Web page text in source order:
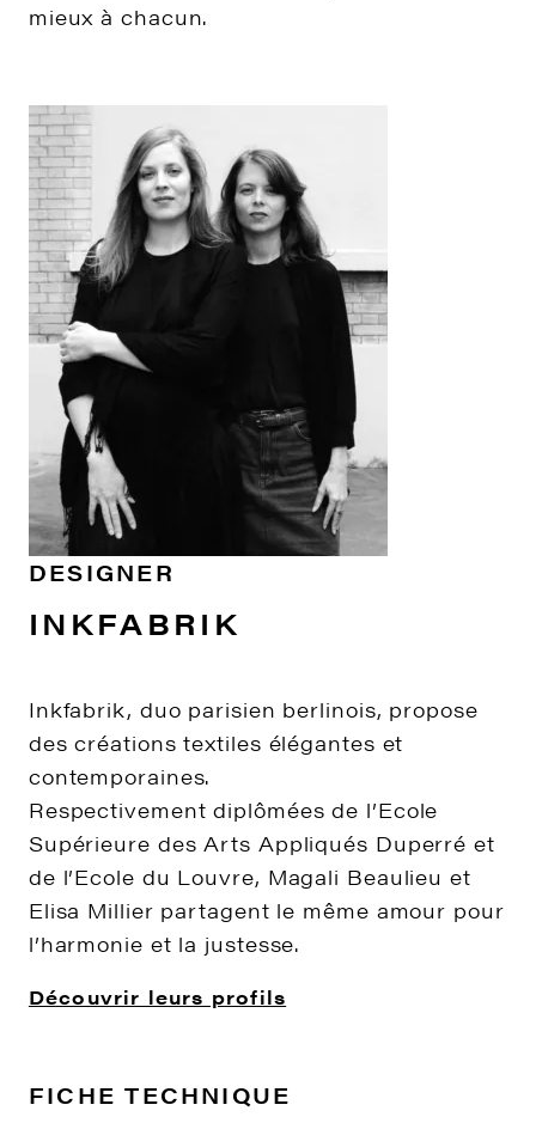
mieux à chacun.
DESIGNER
INKFABRIK
Inkfabrik, duo parisien berlinois, propose
des créations textiles élégantes et
contemporaines.
Respectivement diplômées de l’Ecole
Supérieure des Arts Appliqués Duperré et
de l’Ecole du Louvre, Magali Beaulieu et
Elisa Millier partagent le même amour pour
l’harmonie et la justesse.
Découvrir leurs profils
FICHE TECHNIQUE